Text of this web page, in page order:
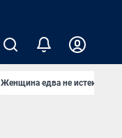
Женщина едва не истекла